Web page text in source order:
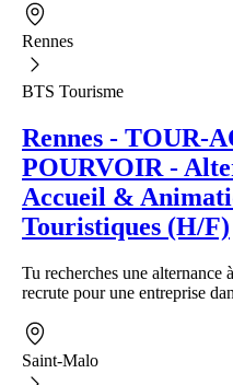
Rennes
BTS Tourisme
Rennes - TOUR-
POURVOIR -
Accueil &
Touristiques (H/F)
Tu recherches une alternance
recrute pour une entreprise
Saint-Malo